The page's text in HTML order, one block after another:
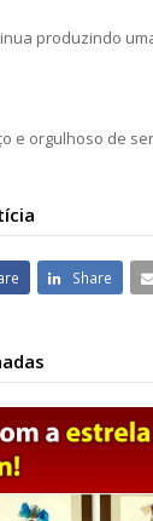
produzindo
e orgulhoso de
Share